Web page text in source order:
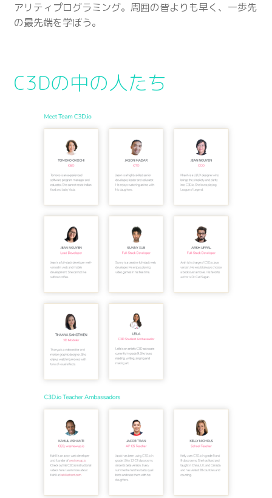
アリティプログラミング。周囲の皆よりも早く、一歩先
の最先端を学ぼう。
C3Dの中の人たち